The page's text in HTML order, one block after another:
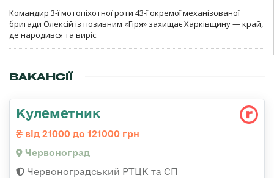
Командир 3-ї мотопіхотної роти 43-ї окремої механізованої
бригади Олексій із позивним «Гіря» захищає Харківщину — край,
де народився та виріс.
ВАКАНСІЇ
Кулеметник
від 21000 до 121000 грн
Червоноград
Червоноградський РТЦК та СП